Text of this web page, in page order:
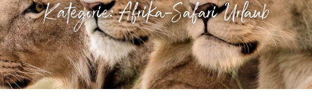
Kategorie: Afrika-Safari Urlaub